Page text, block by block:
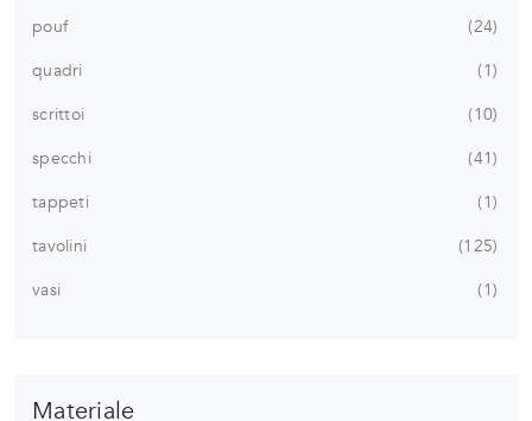
pouf
24
quadri
1
scrittoi
10
specchi
41
tappeti
1
tavolini
125
vasi
1
Materiale